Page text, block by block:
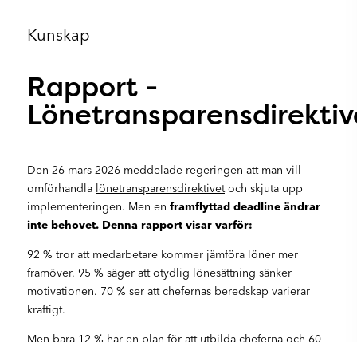
Kunskap
Rapport -
Den 26 mars 2026 meddelade regeringen att man vill
omförhandla lönetransparensdirektivetoch skjuta upp
implementeringen. Men en framflyttad deadline ändrar
inte behovet. Denna rapport visar varför:
92 % tror att medarbetare kommer jämföra löner mer
framöver. 95 % säger att otydlig lönesättning sänker
motivationen. 70 % ser att chefernas beredskap varierar
kraftigt.
Men bara 12 % har en plan för att utbilda cheferna och 60